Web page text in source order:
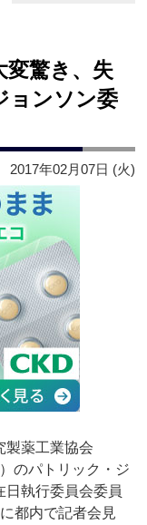
変驚き、失
ョンソン委
2017年02月07日 (火)
薬工業協会
のパトリック・ジ
日執行委員会委員
都内で記者会見